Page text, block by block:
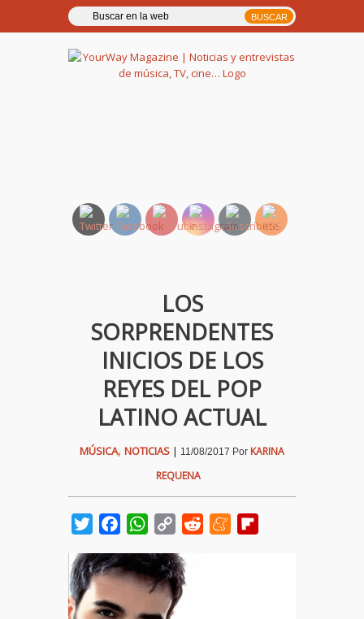
LOS
SORPRENDENTES
INICIOS DE LOS
REYES DEL POP
LATINO ACTUAL
MÚSICA, NOTICIAS | 11/08/2017 Por KARINA
REQUENA
TwitterFacebookWhatsApp
Copy
Reddit Meneame